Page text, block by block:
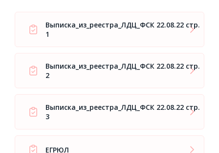
Выписка_из_реестра_ЛДЦ_ФСК 22.08.22 стр.
1
Выписка_из_реестра_ЛДЦ_ФСК 22.08.22 стр.
2
Выписка_из_реестра_ЛДЦ_ФСК 22.08.22 стр.
3
ЕГРЮЛ